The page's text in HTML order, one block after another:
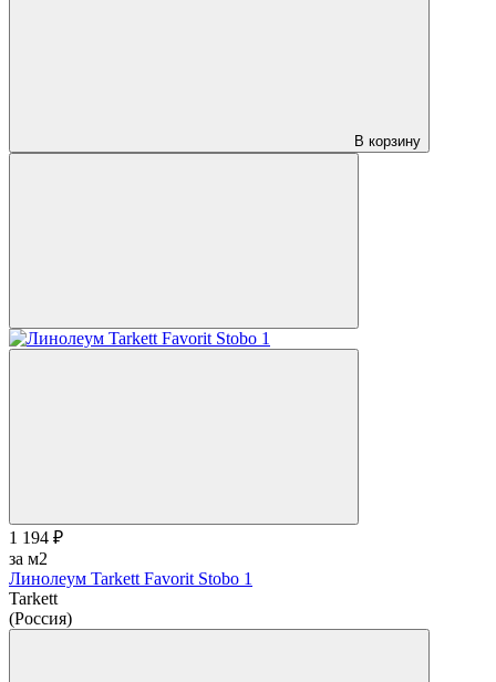
В корзину
1 194 ₽
за м2
Линолеум Tarkett Favorit Stobo 1
Tarkett
(Россия)